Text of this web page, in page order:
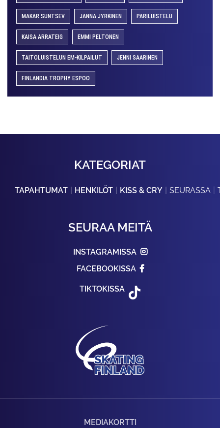
MAKAR SUNTSEV JANNA JYRKINEN PARILUISTELU
KAISA ARRATEIG EMMI PELTONEN
TAITOLUISTELUN EM-KILPAILUT JENNI SAARINEN
FINLANDIA TROPHY ESPOO
KATEGORIAT
TAPAHTUMAT HENKILÖT KISS & CRY SEURASSA
SEURAA MEITÄ
INSTAGRAMISSA
FACEBOOKISSA
TIKTOKISSA
MEDIAKORTTI